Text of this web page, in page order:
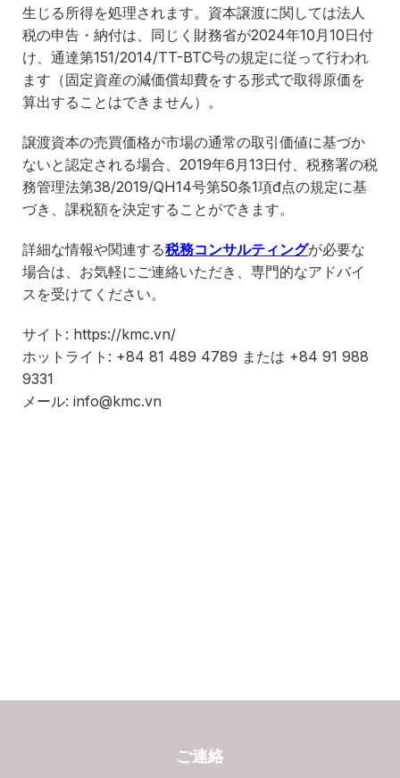
生じる所得を処理されます。資本譲渡に関しては法人
税の申告・納付は、同じく財務省が2024年10月10日付
け、通達第151/2014/TT-BTC号の規定に従って行われ
ます（固定資産の減価償却費をする形式で取得原価を
算出することはできません）。
譲渡資本の売買価格が市場の通常の取引価値に基づか
ないと認定される場合、2019年6月13日付、税務署の税
務管理法第38/2019/QH14号第50条1項đ点の規定に基
づき、課税額を決定することができます。
詳細な情報や関連する税務コンサルティングが必要な
場合は、お気軽にご連絡いただき、専門的なアドバイ
スを受けてください。
サイト: https://kmc.vn/
ホットライト: +84 81 489 4789 または +84 91 988
9331
メール: info@kmc.vn
ご連絡